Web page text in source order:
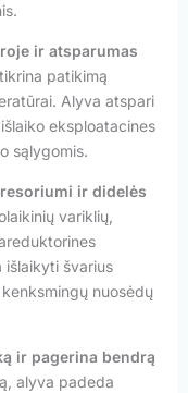
ir atsparumas
patikimą
Alyva atspari
eksploatacines
sąlygomis.
ir didelės
variklių,
išlaikyti švarius
nuosėdų
ir pagerina bendrą
alyva padeda